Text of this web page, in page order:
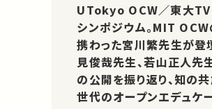
UTokyo OCW／東大
シンポジウム。MIT
携わった宮川繁先生が登
見俊哉先生、若山正人先
の公開を振り返り、知の
世代のオープンエデュケ